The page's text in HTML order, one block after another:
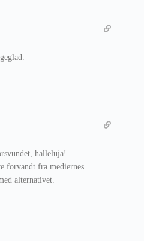
halleluja!
forvandt fra mediernes
alternativet.